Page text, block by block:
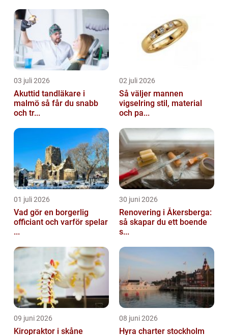
03 juli 2026
Akuttid tandläkare i
malmö så får du snabb
och tr...
02 juli 2026
Så väljer mannen
vigselring stil, material
och pa...
01 juli 2026
Vad gör en borgerlig
officiant och varför spelar
...
30 juni 2026
Renovering i Åkersberga:
så skapar du ett boende
s...
09 juni 2026
Kiropraktor i skåne
08 juni 2026
Hyra charter stockholm